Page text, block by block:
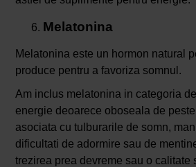
Melatonina
Melatonina este un hormon natural
produce pentru a favoriza somnul.
Am inclus melatonina in categoria
energie deoarece oboseala de
asociata cu tulburarile de somn,
dificultati de adormire sau de
trezirea prea devreme sau o calitate